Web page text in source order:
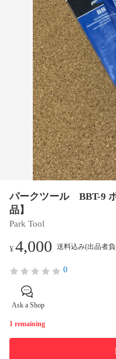
パークツール BBT-9
品】
Park Tool
¥4,000 送料込み(出品者
0
Ask a Shop
1 remaining